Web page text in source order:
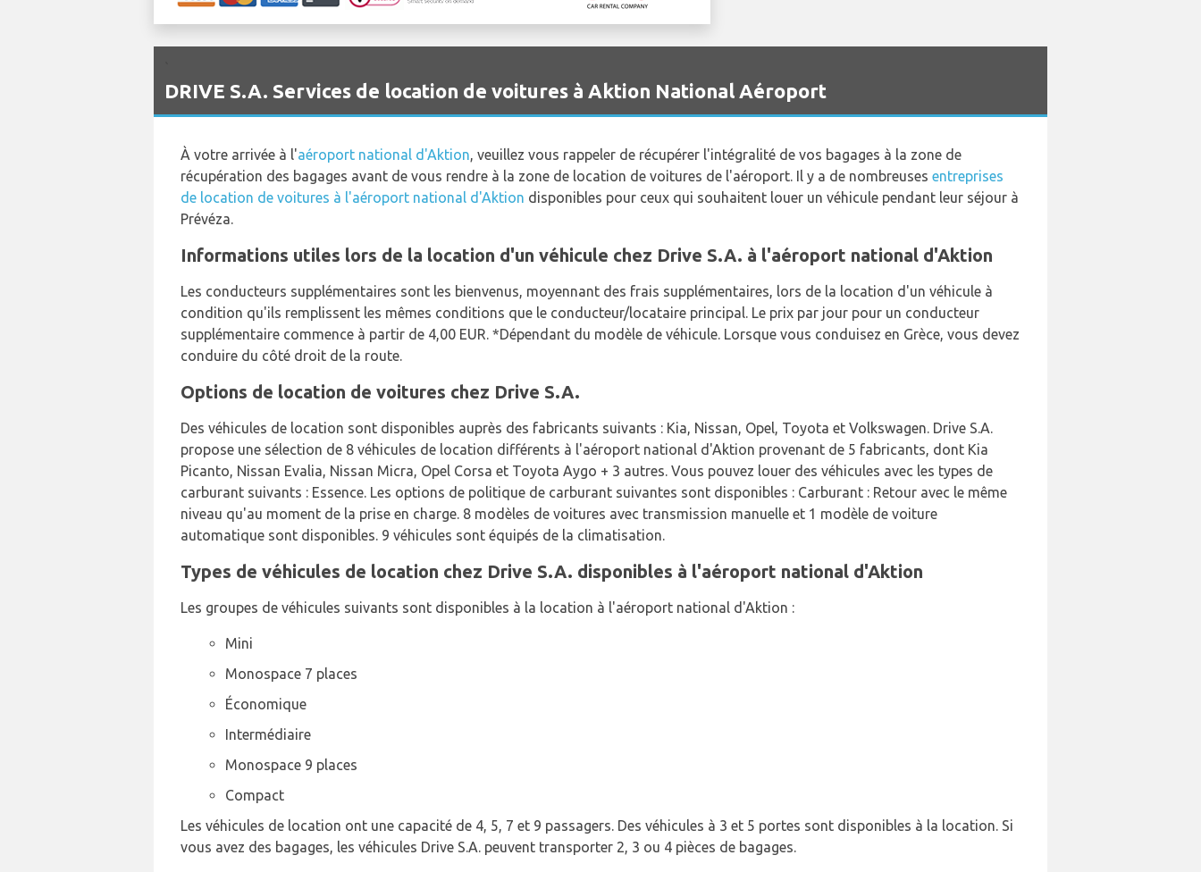
DRIVE S.A. Services de location de voitures à Aktion National Aéroport
À votre arrivée à l'aéroport national d'Aktion, veuillez vous rappeler de récupérer l'intégralité de vos bagages à la zone de
récupération des bagages avant de vous rendre à la zone de location de voitures de l'aéroport. Il y a de nombreuses entreprises
de location de voitures à l'aéroport national d'Aktion disponibles pour ceux qui souhaitent louer un véhicule pendant leur séjour à
Prévéza.
Informations utiles lors de la location d'un véhicule chez Drive S.A. à l'aéroport national d'Aktion
Les conducteurs supplémentaires sont les bienvenus, moyennant des frais supplémentaires, lors de la location d'un véhicule à
condition qu'ils remplissent les mêmes conditions que le conducteur/locataire principal. Le prix par jour pour un conducteur
supplémentaire commence à partir de 4,00 EUR. *Dépendant du modèle de véhicule. Lorsque vous conduisez en Grèce, vous devez
conduire du côté droit de la route.
Options de location de voitures chez Drive S.A.
Des véhicules de location sont disponibles auprès des fabricants suivants : Kia, Nissan, Opel, Toyota et Volkswagen. Drive S.A.
propose une sélection de 8 véhicules de location différents à l'aéroport national d'Aktion provenant de 5 fabricants, dont Kia
Picanto, Nissan Evalia, Nissan Micra, Opel Corsa et Toyota Aygo + 3 autres. Vous pouvez louer des véhicules avec les types de
carburant suivants : Essence. Les options de politique de carburant suivantes sont disponibles : Carburant : Retour avec le même
niveau qu'au moment de la prise en charge. 8 modèles de voitures avec transmission manuelle et 1 modèle de voiture
automatique sont disponibles. 9 véhicules sont équipés de la climatisation.
Types de véhicules de location chez Drive S.A. disponibles à l'aéroport national d'Aktion
Les groupes de véhicules suivants sont disponibles à la location à l'aéroport national d'Aktion :
Mini
Monospace 7 places
Économique
Intermédiaire
Monospace 9 places
Compact
Les véhicules de location ont une capacité de 4, 5, 7 et 9 passagers. Des véhicules à 3 et 5 portes sont disponibles à la location. Si
vous avez des bagages, les véhicules Drive S.A. peuvent transporter 2, 3 ou 4 pièces de bagages.